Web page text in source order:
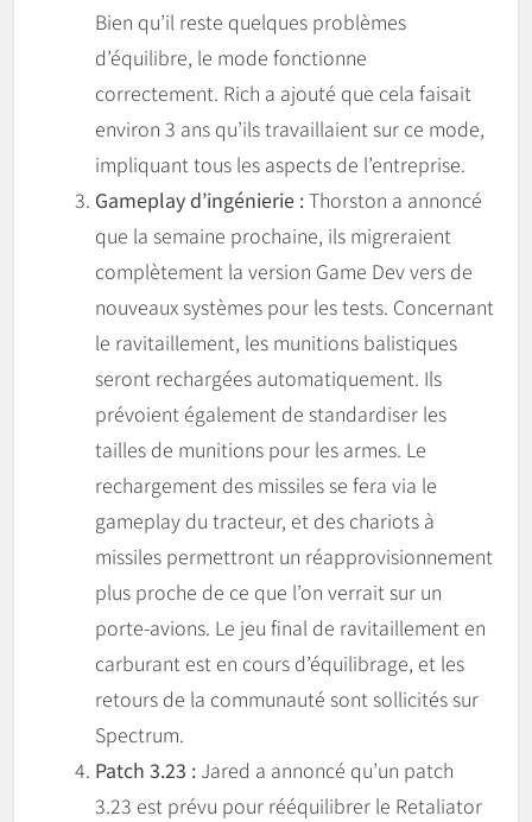
Bien qu’il reste quelques problèmes
d’équilibre, le mode fonctionne
correctement. Rich a ajouté que cela faisait
environ 3 ans qu’ils travaillaient sur ce mode,
impliquant tous les aspects de l’entreprise.
Gameplay d’ingénierie :Thorston a annoncé
que la semaine prochaine, ils migreraient
complètement la version Game Dev vers de
nouveaux systèmes pour les tests. Concernant
le ravitaillement, les munitions balistiques
seront rechargées automatiquement. Ils
prévoient également de standardiser les
tailles de munitions pour les armes. Le
rechargement des missiles se fera via le
gameplay du tracteur, et des chariots à
missiles permettront un réapprovisionnement
plus proche de ce que l’on verrait sur un
porte-avions. Le jeu final de ravitaillement en
carburant est en cours d’équilibrage, et les
retours de la communauté sont sollicités sur
Spectrum.
Patch 3.23 : Jared a annoncé qu’un patch
3.23 est prévu pour rééquilibrer le Retaliator